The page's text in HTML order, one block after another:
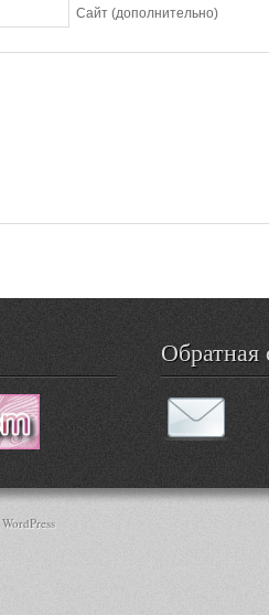
Сайт (дополнительно)
Обратная
WordPress